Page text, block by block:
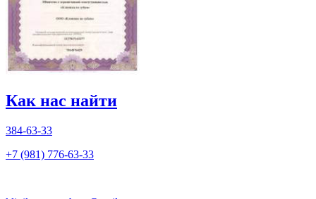
Как нас найти
384-63-33
+7 (981) 776-63-33